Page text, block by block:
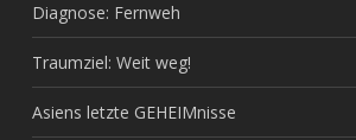
Diagnose: Fernweh
Traumziel: Weit weg!
Asiens letzte GEHEIMnisse